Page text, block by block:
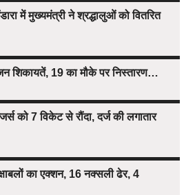
में मुख्यमंत्री ने श्रद्धालुओं को वितरित
शिकायतें, 19 का मौके पर निस्तारण…
को 7 विकेट से रौंदा, दर्ज की लगातार
का एक्शन, 16 नक्सली ढेर, 4